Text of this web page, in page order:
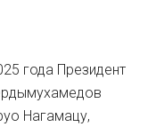
года Президент
Нагамацу,